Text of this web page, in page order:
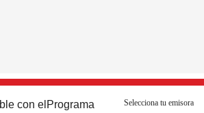
con el Programa Selecciona tu emisora